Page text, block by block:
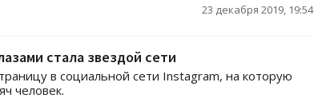
23 декабря 2019, 19:54
стала звездой сети
в социальной сети Instagram, на которую
человек.